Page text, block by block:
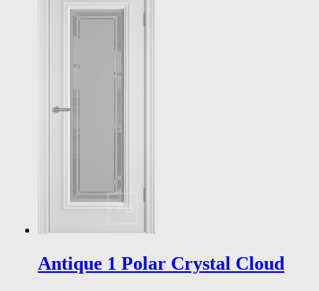
Antique 1 Polar Crystal Cloud